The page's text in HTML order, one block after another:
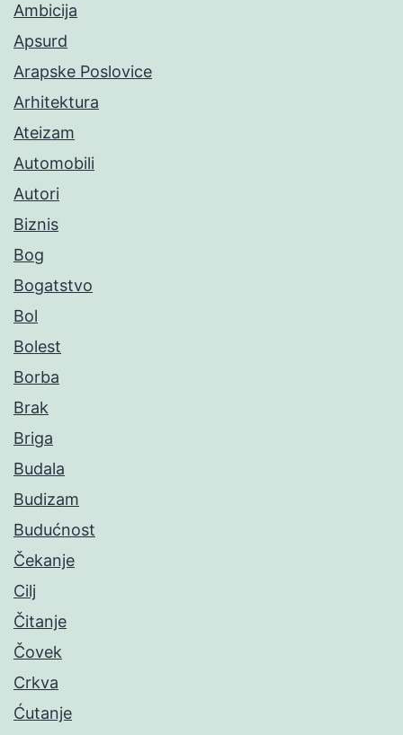
Ambicija
Apsurd
Arapske Poslovice
Arhitektura
Ateizam
Automobili
Autori
Biznis
Bog
Bogatstvo
Bol
Bolest
Borba
Brak
Briga
Budala
Budizam
Budućnost
Čekanje
Cilj
Čitanje
Čovek
Crkva
Ćutanje